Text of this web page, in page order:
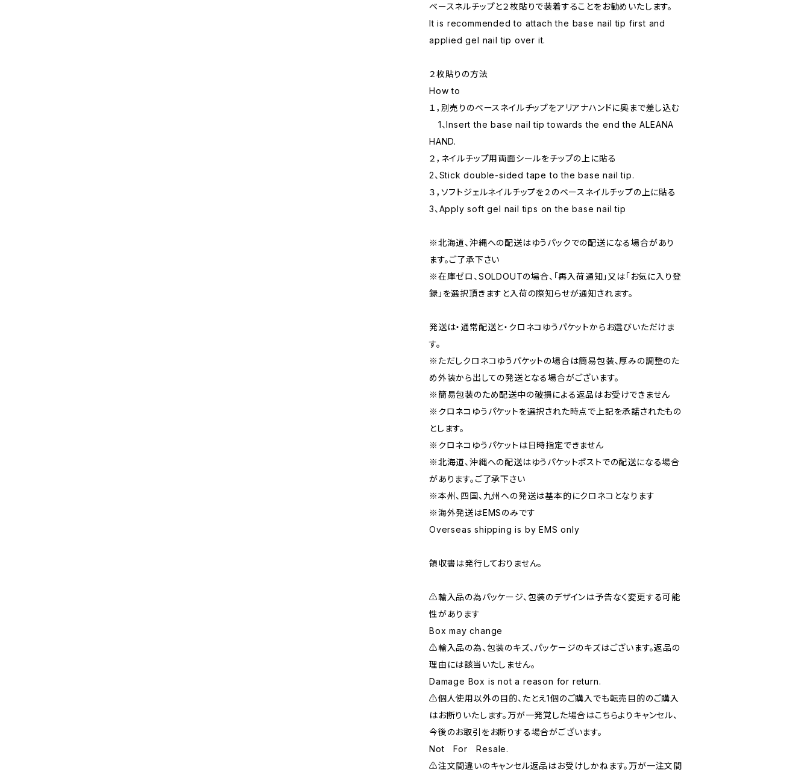
ベースネルチップと２枚貼りで装着することをお勧めいたします。
It is recommended to attach the base nail tip first and
applied gel nail tip over it.
２枚貼りの方法
How to
１，別売りのベースネイルチップをアリアナハンドに奥まで差し込む
1、Insert the base nail tip towards the end the ALEANA
HAND.
２，ネイルチップ用両面シールをチップの上に貼る
2、Stick double-sided tape to the base nail tip.
３，ソフトジェルネイルチップを２のベースネイルチップの上に貼る
3、Apply soft gel nail tips on the base nail tip
※北海道、沖縄への配送はゆうパックでの配送になる場合があり
ます。ご了承下さい
※在庫ゼロ、SOLDOUTの場合、「再入荷通知」又は「お気に入り登
録」を選択頂きますと入荷の際知らせが通知されます。
発送は・通常配送と・クロネコゆうパケットからお選びいただけま
す。
※ただしクロネコゆうパケットの場合は簡易包装、厚みの調整のた
め外装から出しての発送となる場合がございます。
※簡易包装のため配送中の破損による返品はお受けできません
※クロネコゆうパケットを選択された時点で上記を承諾されたもの
とします。
※クロネコゆうパケットは日時指定できません
※北海道、沖縄への配送はゆうパケットポストでの配送になる場合
があります。ご了承下さい
※本州、四国、九州への発送は基本的にクロネコとなります
※海外発送はEMSのみです
Overseas shipping is by EMS only
領収書は発行しておりません。
⚠️輸入品の為パッケージ、包装のデザインは予告なく変更する可能
性があります
Box may change
⚠️輸入品の為、包装のキズ、パッケージのキズはございます。返品の
理由には該当いたしません。
Damage Box is not a reason for return.
⚠️個人使用以外の目的、たとえ1個のご購入でも転売目的のご購入
はお断りいたします。万が一発覚した場合はこちらよりキャンセル、
今後のお取引をお断りする場合がございます。
Not For Resale.
⚠️注文間違いのキャンセル返品はお受けしかねます。万が一注文間